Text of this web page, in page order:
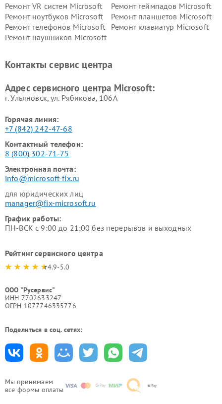
Мы принимаем
все формы оплаты
Ремонт VR систем Microsoft
Ремонт геймпадов Microsoft
Ремонт ноутбуков Microsoft
Ремонт планшетов Microsoft
Ремонт телефонов Microsoft
Ремонт клавиатур Microsoft
Ремонт наушников Microsoft
Контакты сервис центра
Адрес сервисного центра Microsoft:
г. Ульяновск, ул. Рябикова, 106А
Горячая линия:
+7 (842) 242-47-68
Контактный телефон:
8 (800) 302-71-75
Электронная почта:
info@microsoft-fix.ru
для юридических лиц
manager@fix-microsoft.ru
График работы:
ПН-ВСК с 9:00 до 21:00 без перерывов и выходных
Рейтинг сервисного центра
4.9-5.0
ООО "Русервис"
ИНН 7702633247
ОГРН 1077746335776
Поделиться в соц. сетях: